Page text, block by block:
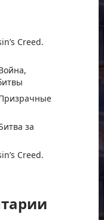
Creed.
за
Creed.